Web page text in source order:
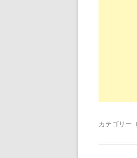
カテゴリー: